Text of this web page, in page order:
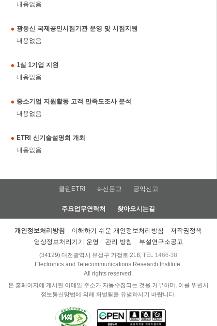
내용없음
광통신 국제공인시험기관 운영 및 시험지원
내용없음
1실 1기업 지원
내용없음
중소기업 지원활동 고객 만족도조사 분석
내용없음
ETRI 신기술설명회 개최
내용없음
클린ETRI e-신문고 공익신고
주요업무연락처 찾아오시는길
개인정보처리방침 이해하기 쉬운 개인정보처리방침
저작권정책
영상정보처리기기 운영ㆍ관리 방침
부설연구소공고
(34129) 대전광역시 유성구 가정로 218, TEL 1466-38
Electronics and Telecommunications Research Institute.
All rights reserved.
본 홈페이지에 게시된 이메일 주소가 자동수집되는 것을 거부하며, 이를 위반시
정보통신망법에 의해 처벌됨을 유념하시기 바랍니다.